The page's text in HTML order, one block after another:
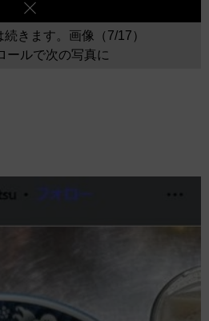
きます。画像（7/17）
ールで次の写真に